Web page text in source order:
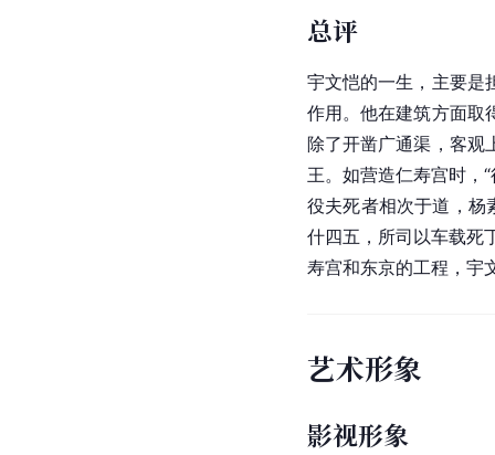
总评
宇文恺的一生，主要是
作用。他在建筑方面取
除了开凿广通渠，客观
王。如营造仁寿宫时，
役夫死者相次于道，杨
什四五，所司以车载死
寿宫和东京的工程，宇
艺术形象
影视形象